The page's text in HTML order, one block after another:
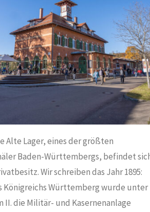
Alte Lager, eines der größten
Baden-Württembergs, befindet
Wir schreiben das Jahr 1895:
Königreichs Württemberg wurde unter
II. die Militär- und Kasernenanlage
EX-